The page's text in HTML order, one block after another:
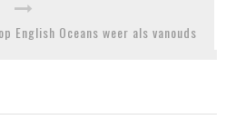
English Oceans weer als vanouds